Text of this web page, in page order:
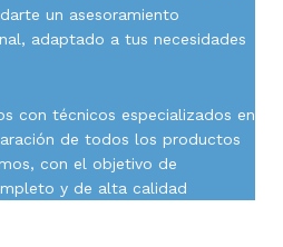
un asesoramiento
adaptado a tus necesidades
con técnicos especializados en
de todos los productos
con el objetivo de
y de alta calidad